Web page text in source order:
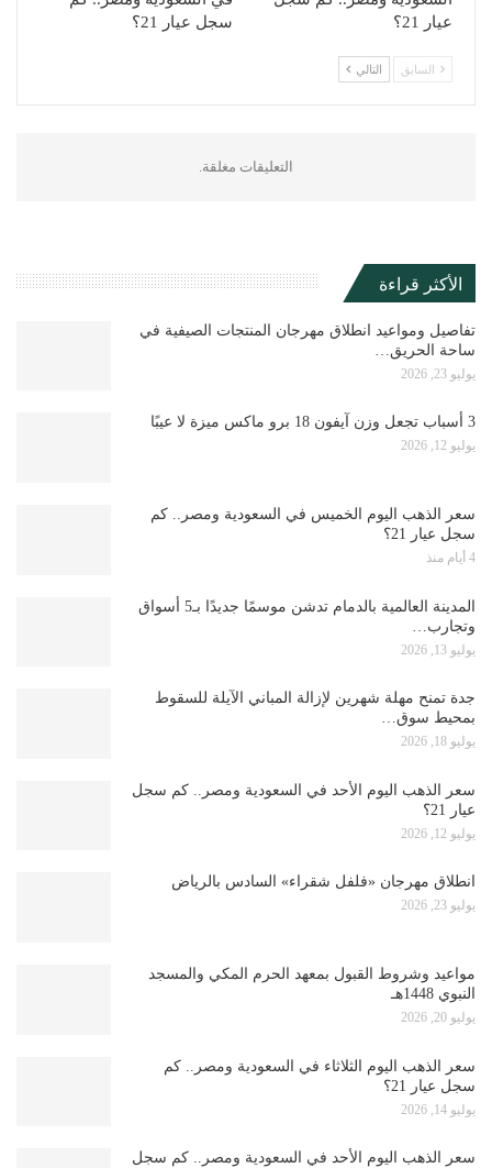
عيار 21؟
سجل عيار 21؟
السابق التالي
التعليقات مغلقة.
الأكثر قراءة
تفاصيل ومواعيد انطلاق مهرجان المنتجات الصيفية في
ساحة الحريق…
يوليو 23, 2026
3 أسباب تجعل وزن آيفون 18 برو ماكس ميزة لا عيبًا
يوليو 12, 2026
سعر الذهب اليوم الخميس في السعودية ومصر.. كم
سجل عيار 21؟
4 أيام منذ
المدينة العالمية بالدمام تدشن موسمًا جديدًا بـ5 أسواق
وتجارب…
يوليو 13, 2026
جدة تمنح مهلة شهرين لإزالة المباني الآيلة للسقوط
بمحيط سوق…
يوليو 18, 2026
سعر الذهب اليوم الأحد في السعودية ومصر.. كم سجل
عيار 21؟
يوليو 12, 2026
انطلاق مهرجان «فلفل شقراء» السادس بالرياض
يوليو 23, 2026
مواعيد وشروط القبول بمعهد الحرم المكي والمسجد
النبوي 1448هـ
يوليو 20, 2026
سعر الذهب اليوم الثلاثاء في السعودية ومصر.. كم
سجل عيار 21؟
يوليو 14, 2026
سعر الذهب اليوم الأحد في السعودية ومصر.. كم سجل